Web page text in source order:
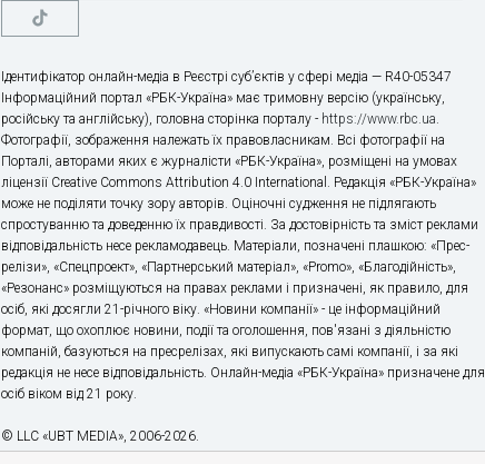
Ідентифікатор онлайн-медіа в Реєстрі суб’єктів у сфері медіа — R40-05347
Інформаційний портал «РБК-Україна» має тримовну версію (українську,
російську та англійську), головна сторінка порталу - https://www.rbc.ua.
Фотографії, зображення належать їх правовласникам. Всі фотографії на
Порталі, авторами яких є журналісти «РБК-Україна», розміщені на умовах
ліцензії Creative Commons Attribution 4.0 International. Редакція «РБК-Україна»
може не поділяти точку зору авторів. Оціночні судження не підлягають
спростуванню та доведенню їх правдивості. За достовірність та зміст реклами
відповідальність несе рекламодавець. Матеріали, позначені плашкою: «Прес-
релізи», «Спецпроект», «Партнерський матеріал», «Promo», «Благодійність»,
«Резонанс» розміщуються на правах реклами і призначені, як правило, для
осіб, які досягли 21-річного віку. «Новини компанії» - це інформаційний
формат, що охоплює новини, події та оголошення, пов'язані з діяльністю
компаній, базуються на пресрелізах, які випускають самі компанії, і за які
редакція не несе відповідальність. Онлайн-медіа «РБК-Україна» призначене для
осіб віком від 21 року.
© LLC «UBT MEDIA», 2006-2026.